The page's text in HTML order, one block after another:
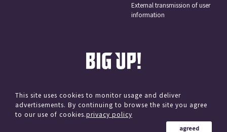
External transmission of user
information
© avex
This site uses cookies to monitor usage and deliver
advertisements. By continuing to browse the site you agree
to our use of cookies.privacy policy
agreed